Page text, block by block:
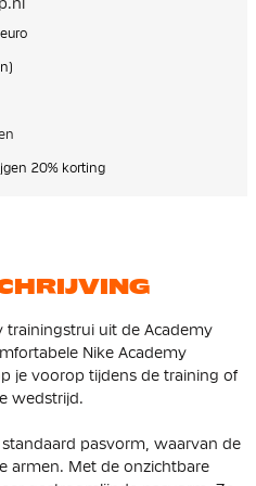
20% korting
trainingstrui uit de Academy
Nike Academy
je voorop tijdens de training of
wedstrijd.
pasvorm, waarvan de
armen. Met de onzichtbare